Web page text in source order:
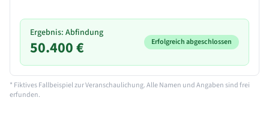
Ergebnis: Abfindung
50.400 € Erfolgreich abgeschlossen
* Fiktives Fallbeispiel zur Veranschaulichung. Alle Namen und Angaben sind frei
erfunden.